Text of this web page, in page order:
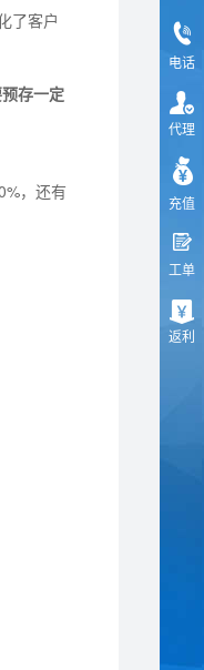
了客户
存一定
，还有
电话
代理
充值
工单
返利